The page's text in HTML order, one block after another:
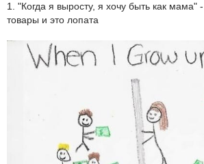
1. "Когда я выросту, я хочу быть как мама"
товары и это лопата